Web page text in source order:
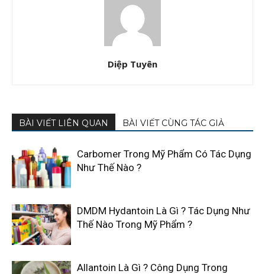
Diệp Tuyên
BÀI VIẾT LIÊN QUAN BÀI VIẾT CÙNG TÁC GIẢ
Carbomer Trong Mỹ Phẩm Có Tác Dụng
Như Thế Nào ?
DMDM Hydantoin Là Gì ? Tác Dụng Như
Thế Nào Trong Mỹ Phẩm ?
Allantoin Là Gì ? Công Dụng Trong